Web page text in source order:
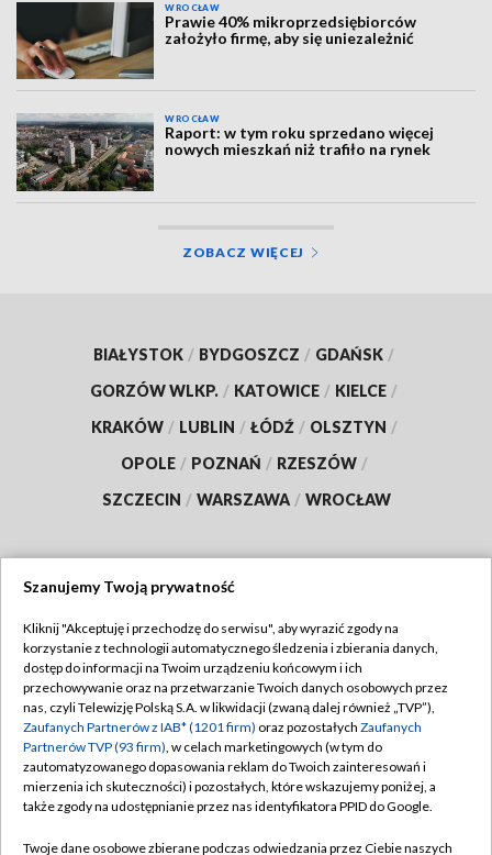
WROCŁAW
Prawie 40% mikroprzedsiębiorców
założyło firmę, aby się uniezależnić
WROCŁAW
Raport: w tym roku sprzedano więcej
nowych mieszkań niż trafiło na rynek
ZOBACZ WIĘCEJ
BIAŁYSTOK / BYDGOSZCZ / GDAŃSK /
GORZÓW WLKP. / KATOWICE / KIELCE /
KRAKÓW / LUBLIN / ŁÓDŹ / OLSZTYN /
OPOLE / POZNAŃ / RZESZÓW /
SZCZECIN / WARSZAWA / WROCŁAW
TVP
Abonament TVP
Emisja w TVP
Centrum informacji TVP
Naziemna Telewizja Cyfrowa
Regulamin TVP
Polityka prywatności
Moje zgody
Pomoc
Szanujemy Twoją prywatność
Kliknij "Akceptuję i przechodzę do serwisu", aby wyrazić zgody na
korzystanie z technologii automatycznego śledzenia i zbierania danych,
dostęp do informacji na Twoim urządzeniu końcowym i ich
przechowywanie oraz na przetwarzanie Twoich danych osobowych przez
nas, czyli Telewizję Polską S.A. w likwidacji (zwaną dalej również „TVP”),
Zaufanych Partnerów z IAB* (1201 firm) oraz pozostałych Zaufanych
Partnerów TVP (93 firm), w celach marketingowych (w tym do
zautomatyzowanego dopasowania reklam do Twoich zainteresowań i
mierzenia ich skuteczności) i pozostałych, które wskazujemy poniżej, a
także zgody na udostępnianie przez nas identyfikatora PPID do Google.
Twoje dane osobowe zbierane podczas odwiedzania przez Ciebie naszych